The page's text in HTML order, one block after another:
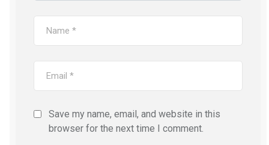
Save my name, email, and website in this
browser for the next time I comment.